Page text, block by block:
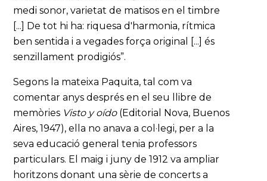
medi sonor, varietat de matisos en el timbre
[...] De tot hi ha: riquesa d'harmonia, rítmica
ben sentida i a vegades força original [...] és
senzillament prodigiós”.
Segons la mateixa Paquita, tal com va
comentar anys després en el seu llibre de
memòries Visto y oído(Editorial Nova, Buenos
Aires, 1947), ella no anava a col·legi, per a la
seva educació general tenia professors
particulars. El maig i juny de 1912 va ampliar
horitzons donant una sèrie de concerts a